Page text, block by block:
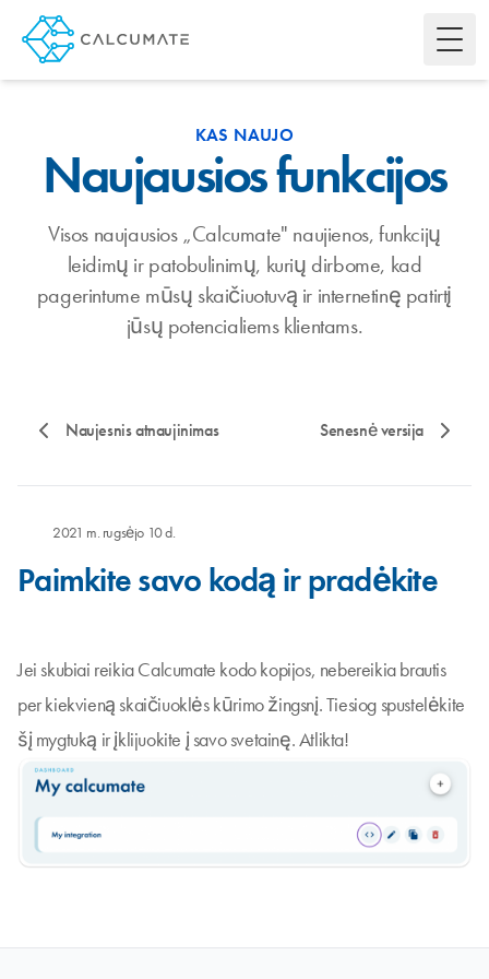
KAS NAUJO
Naujausios funkcijos
Visos naujausios „Calcumate" naujienos, funkcijų
leidimų ir patobulinimų, kurių dirbome, kad
pagerintume mūsų skaičiuotuvą ir internetinę patirtį
jūsų potencialiems klientams.
Naujesnis atnaujinimas Senesnė versija
2021 m. rugsėjo 10 d.
Paimkite savo kodą ir pradėkite
Jei skubiai reikia Calcumate kodo kopijos, nebereikia brautis
per kiekvieną skaičiuoklės kūrimo žingsnį. Tiesiog spustelėkite
šį mygtuką ir įklijuokite į savo svetainę. Atlikta!